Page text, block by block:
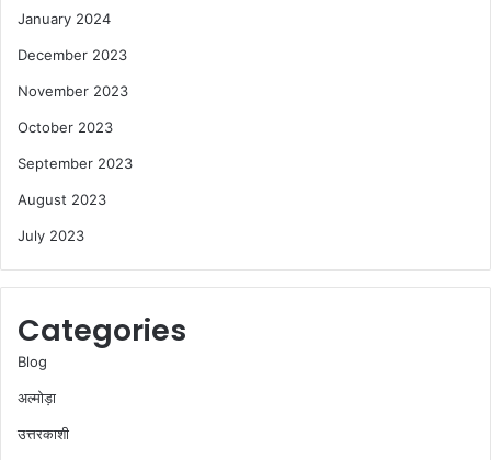
January 2024
December 2023
November 2023
October 2023
September 2023
August 2023
July 2023
Categories
Blog
अल्मोड़ा
उत्तरकाशी